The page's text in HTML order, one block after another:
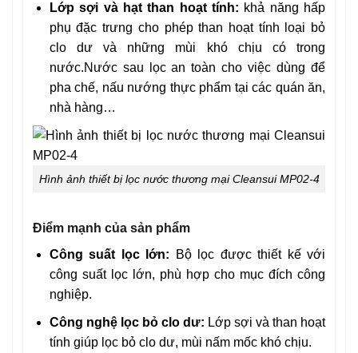
Lớp sợi và hạt than hoạt tính: khả năng hấp
phụ đặc trưng cho phép than hoạt tính loại bỏ
clo dư và những mùi khó chịu có trong
nước.Nước sau lọc an toàn cho việc dùng để
pha chế, nấu nướng thực phẩm tại các quán ăn,
nhà hàng…
Hình ảnh thiết bị lọc nước thương mại Cleansui MP02-4
Điểm mạnh của sản phẩm
Công suất lọc lớn:
Bộ lọc được thiết kế với
công suất lọc lớn, phù hợp cho mục đích công
nghiệp.
Công nghệ lọc bỏ clo dư: Lớp sợi và than hoạt
tính giúp lọc bỏ clo dư, mùi nấm mốc khó chịu.